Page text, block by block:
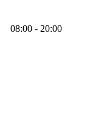
08:00 - 20:00